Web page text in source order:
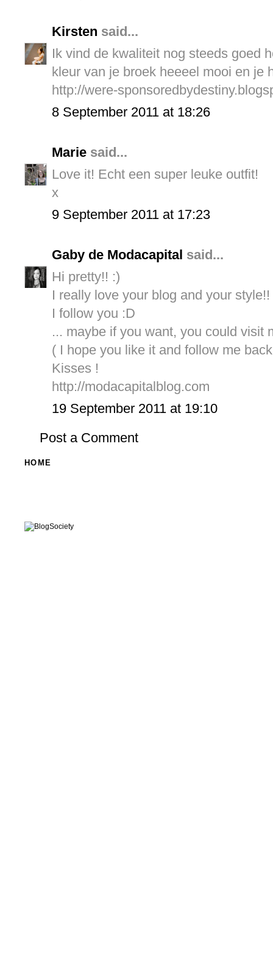
Kirsten said...
Ik vind de kwaliteit nog steeds goed
kleur van je broek heeeel mooi en je
http://were-
8 September 2011 at 18:26
Marie said...
Love it! Echt een super leuke outfit!
x
9 September 2011 at 17:23
Gaby de Modacapital said...
Hi pretty!! :)
I really love your blog and your style!!
I follow you :D
... maybe if you want, you could visit
( I hope you like it and follow me
Kisses !
http://modacapitalblog.com
19 September 2011 at 19:10
Post a Comment
HOME